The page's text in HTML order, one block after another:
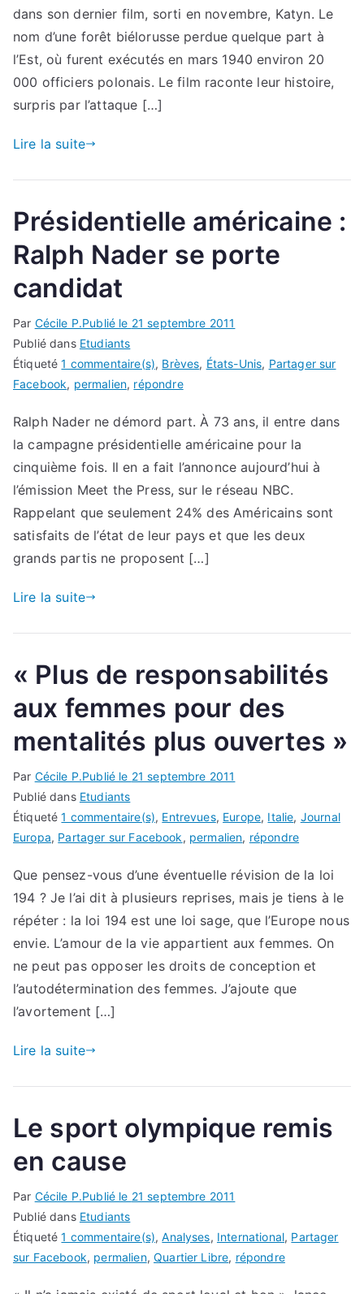
dans son dernier film, sorti en novembre, Katyn. Le
nom d’une forêt biélorusse perdue quelque part à
l’Est, où furent exécutés en mars 1940 environ 20
000 officiers polonais. Le film raconte leur histoire,
surpris par l’attaque […]
Lire la suite
Présidentielle américaine :
Ralph Nader se porte
candidat
Par Cécile P.Publié le 21 septembre 2011
Publié dans Etudiants
Étiqueté1 commentaire(s), Brèves, États-Unis, Partager sur
Facebook, permalien, répondre
Ralph Nader ne démord part. À 73 ans, il entre dans
la campagne présidentielle américaine pour la
cinquième fois. Il en a fait l’annonce aujourd’hui à
l’émission Meet the Press, sur le réseau NBC.
Rappelant que seulement 24% des Américains sont
satisfaits de l’état de leur pays et que les deux
grands partis ne proposent […]
Lire la suite
« Plus de responsabilités
aux femmes pour des
mentalités plus ouvertes »
Par Cécile P.Publié le 21 septembre 2011
Publié dans Etudiants
Étiqueté1 commentaire(s), Entrevues, Europe, Italie, Journal
Europa, Partager sur Facebook, permalien, répondre
Que pensez-vous d’une éventuelle révision de la loi
194 ? Je l’ai dit à plusieurs reprises, mais je tiens à le
répéter : la loi 194 est une loi sage, que l’Europe nous
envie. L’amour de la vie appartient aux femmes. On
ne peut pas opposer les droits de conception et
l’autodétermination des femmes. J’ajoute que
l’avortement […]
Lire la suite
Le sport olympique remis
en cause
Par Cécile P.Publié le 21 septembre 2011
Publié dans Etudiants
Étiqueté1 commentaire(s),Analyses, International, Partager
sur Facebook, permalien,Quartier Libre, répondre